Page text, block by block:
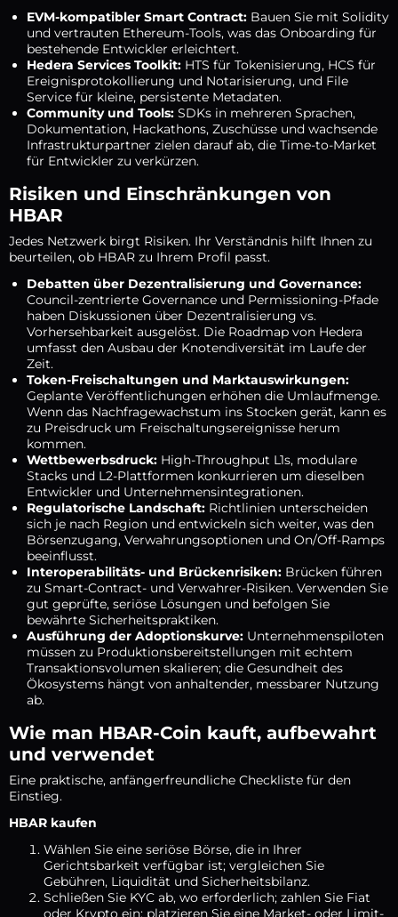
EVM-kompatibler Smart Contract: Bauen Sie mit Solidity
und vertrauten Ethereum-Tools, was das Onboarding für
bestehende Entwickler erleichtert.
Hedera Services Toolkit: HTS für Tokenisierung, HCS für
Ereignisprotokollierung und Notarisierung, und File
Service für kleine, persistente Metadaten.
Community und Tools: SDKs in mehreren Sprachen,
Dokumentation, Hackathons, Zuschüsse und wachsende
Infrastrukturpartner zielen darauf ab, die Time-to-Market
für Entwickler zu verkürzen.
Risiken und Einschränkungen von
HBAR
Jedes Netzwerk birgt Risiken. Ihr Verständnis hilft Ihnen zu
beurteilen, ob HBAR zu Ihrem Profil passt.
Debatten über Dezentralisierung und Governance:
Council-zentrierte Governance und Permissioning-Pfade
haben Diskussionen über Dezentralisierung vs.
Vorhersehbarkeit ausgelöst. Die Roadmap von Hedera
umfasst den Ausbau der Knotendiversität im Laufe der
Zeit.
Token-Freischaltungen und Marktauswirkungen:
Geplante Veröffentlichungen erhöhen die Umlaufmenge.
Wenn das Nachfragewachstum ins Stocken gerät, kann es
zu Preisdruck um Freischaltungsereignisse herum
kommen.
Wettbewerbsdruck: High-Throughput L1s, modulare
Stacks und L2-Plattformen konkurrieren um dieselben
Entwickler und Unternehmensintegrationen.
Regulatorische Landschaft: Richtlinien unterscheiden
sich je nach Region und entwickeln sich weiter, was den
Börsenzugang, Verwahrungsoptionen und On/Off-Ramps
beeinflusst.
Interoperabilitäts- und Brückenrisiken: Brücken führen
zu Smart-Contract- und Verwahrer-Risiken. Verwenden Sie
gut geprüfte, seriöse Lösungen und befolgen Sie
bewährte Sicherheitspraktiken.
Ausführung der Adoptionskurve: Unternehmenspiloten
müssen zu Produktionsbereitstellungen mit echtem
Transaktionsvolumen skalieren; die Gesundheit des
Ökosystems hängt von anhaltender, messbarer Nutzung
ab.
Wie man HBAR-Coin kauft, aufbewahrt
und verwendet
Eine praktische, anfängerfreundliche Checkliste für den
Einstieg.
HBAR kaufen
Wählen Sie eine seriöse Börse, die in Ihrer
Gerichtsbarkeit verfügbar ist; vergleichen Sie
Gebühren, Liquidität und Sicherheitsbilanz.
Schließen Sie KYC ab, wo erforderlich; zahlen Sie Fiat
oder Krypto ein; platzieren Sie eine Market- oder Limit-